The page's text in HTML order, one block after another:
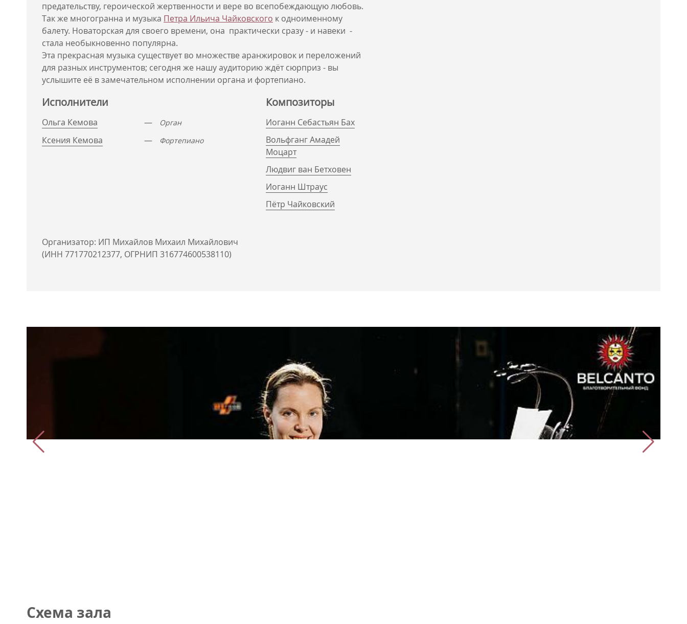
предательству, героической жертвенности и вере во всепобеждающую любовь.
Так же многогранна и музыка Петра Ильича Чайковского к одноименному
балету. Новаторская для своего времени, она практически сразу - и навеки -
стала необыкновенно популярна.
Эта прекрасная музыка существует во множестве аранжировок и переложений
для разных инструментов; сегодня же нашу аудиторию ждёт сюрприз - вы
услышите её в замечательном исполнении органа и фортепиано.
Исполнители
Ольга Кемова — Орган
Ксения Кемова — Фортепиано
Композиторы
Иоганн Себастьян Бах
Вольфганг Амадей
Моцарт
Людвиг ван Бетховен
Иоганн Штраус
Пётр Чайковский
Организатор: ИП Михайлов Михаил Михайлович
(ИНН 771770212377, ОГРНИП 316774600538110)
Схема зала